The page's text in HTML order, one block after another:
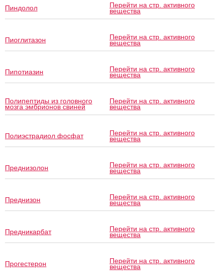
Пиндолол Перейти на стр. активного
вещества
Пиоглитазон Перейти на стр. активного
вещества
Пипотиазин Перейти на стр. активного
вещества
Полипептиды из головного
мозга эмбрионов свиней
Перейти на стр. активного
вещества
Полиэстрадиол фосфат Перейти на стр. активного
вещества
Преднизолон Перейти на стр. активного
вещества
Преднизон Перейти на стр. активного
вещества
Предникарбат Перейти на стр. активного
вещества
Прогестерон Перейти на стр. активного
вещества